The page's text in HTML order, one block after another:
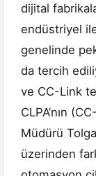
dijital
endüstriyel
genelinde
da tercih
ve CC-Link
CLPA’nın
Müdürü
üzerinden